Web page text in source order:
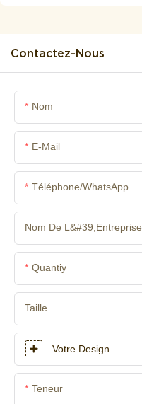
Contactez-Nous
Nom
E-Mail
Téléphone/WhatsApp
Nom De L&#39;entreprise
Quantiy
Taille
Votre Design
Teneur